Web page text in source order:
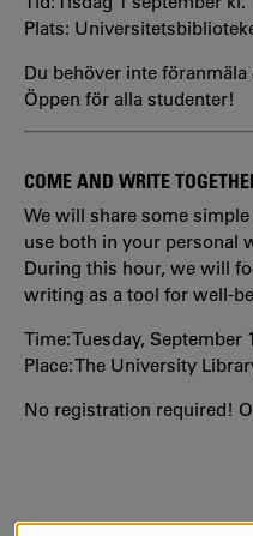
Plats:
Du behöver inte
Öppen för alla studenter!
COME AND WRITE
We will share some
use both in your personal
During this hour, we will
writing as a tool for well-
Time: Tuesday, September
Place: The University
No registration required!